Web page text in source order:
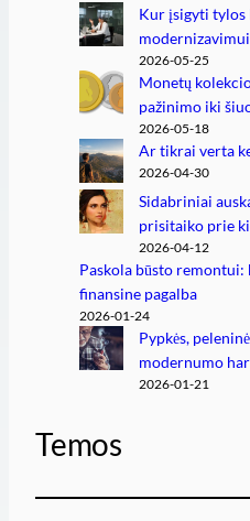
Kur įsigyti tylos
2026-05-25
Monetų
pažinimo iki
2026-05-18
Ar tikrai verta
2026-04-30
Sidabriniai
prisitaiko prie
2026-04-12
Paskola būsto
finansine pagalba
2026-01-24
Pypkės,
modernumo
2026-01-21
Temos